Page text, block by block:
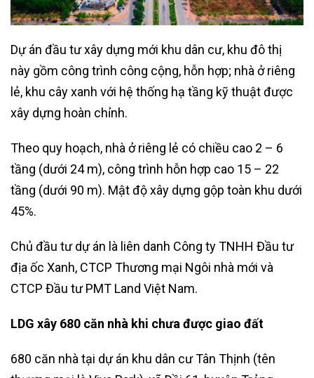
Dự án đầu tư xây dựng mới khu dân cư, khu đô thị
này gồm công trình công cộng, hỗn hợp; nhà ở riêng
lẻ, khu cây xanh với hệ thống hạ tầng kỹ thuật được
xây dựng hoàn chỉnh.
Theo quy hoạch, nhà ở riêng lẻ có chiều cao 2 – 6
tầng (dưới 24 m), công trình hỗn hợp cao 15 – 22
tầng (dưới 90 m). Mật độ xây dựng gộp toàn khu dưới
45%.
Chủ đầu tư dự án là liên danh Công ty TNHH Đầu tư
địa ốc Xanh, CTCP Thương mại Ngôi nhà mới và
CTCP Đầu tư PMT Land Việt Nam.
LDG xây 680 căn nhà khi chưa được giao đất
680 căn nhà tại dự án khu dân cư Tân Thịnh (tên